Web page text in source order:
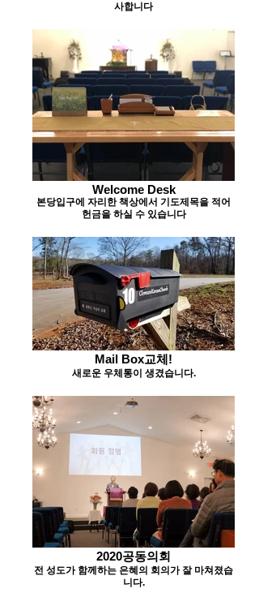
사합니다
Welcome Desk
본당입구에 자리한 책상에서 기도제목을 적어
헌금을 하실 수 있습니다
Mail Box교체!
새로운 우체통이 생겼습니다.
2020공동의회
전 성도가 함께하는 은혜의 회의가 잘 마쳐졌습
니다.